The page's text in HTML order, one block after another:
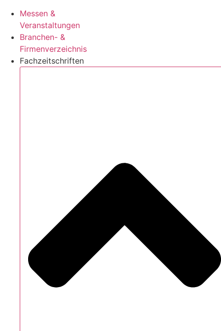
Messen &
Veranstaltungen
Branchen- &
Firmenverzeichnis
Fachzeitschriften